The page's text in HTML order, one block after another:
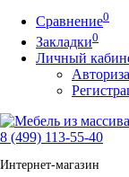
Сравнение0
Закладки0
Личный
8 (499) 113-55-40
Интернет-магазин